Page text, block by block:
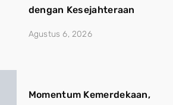
dengan Kesejahteraan
Agustus 6, 2026
Momentum Kemerdekaan,